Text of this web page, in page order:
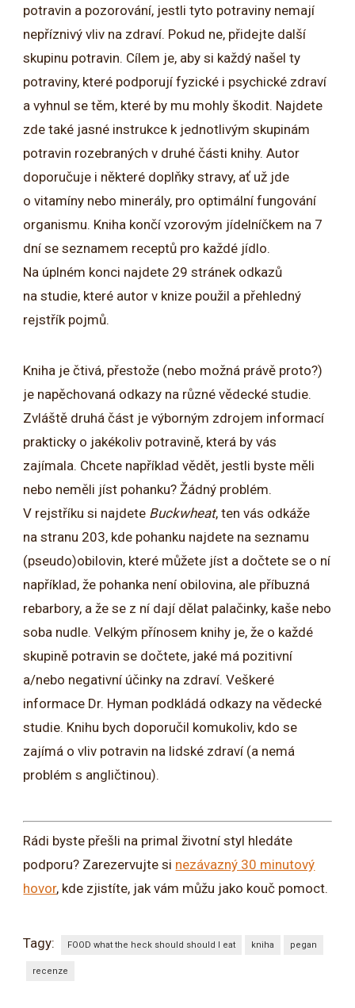
potravin a pozorování, jestli tyto potraviny nemají
nepříznivý vliv na zdraví. Pokud ne, přidejte další
skupinu potravin. Cílem je, aby si každý našel ty
potraviny, které podporují fyzické i psychické zdraví
a vyhnul se těm, které by mu mohly škodit. Najdete
zde také jasné instrukce k jednotlivým skupinám
potravin rozebraných v druhé části knihy. Autor
doporučuje i některé doplňky stravy, ať už jde
o vitamíny nebo minerály, pro optimální fungování
organismu. Kniha končí vzorovým jídelníčkem na 7
dní se seznamem receptů pro každé jídlo.
Na úplném konci najdete 29 stránek odkazů
na studie, které autor v knize použil a přehledný
rejstřík pojmů.
Kniha je čtivá, přestože (nebo možná právě proto?)
je napěchovaná odkazy na různé vědecké studie.
Zvláště druhá část je výborným zdrojem informací
prakticky o jakékoliv potravině, která by vás
zajímala. Chcete například vědět, jestli byste měli
nebo neměli jíst pohanku? Žádný problém.
V rejstříku si najdete Buckwheat, ten vás odkáže
na stranu 203, kde pohanku najdete na seznamu
(pseudo)obilovin, které můžete jíst a dočtete se o ní
například, že pohanka není obilovina, ale příbuzná
rebarbory, a že se z ní dají dělat palačinky, kaše nebo
soba nudle. Velkým přínosem knihy je, že o každé
skupině potravin se dočtete, jaké má pozitivní
a/nebo negativní účinky na zdraví. Veškeré
informace Dr. Hyman podkládá odkazy na vědecké
studie. Knihu bych doporučil komukoliv, kdo se
zajímá o vliv potravin na lidské zdraví (a nemá
problém s angličtinou).
Rádi byste přešli na primal životní styl hledáte
podporu? Zarezervujte si nezávazný 30 minutový
hovor, kde zjistíte, jak vám můžu jako kouč pomoct.
Tagy: FOOD what the heck should should I eat kniha pegan
recenze